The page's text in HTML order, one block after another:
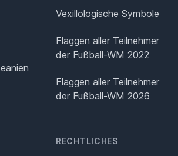
Vexillologische Symbole
Flaggen aller Teilnehmer
der Fußball-WM 2022
Flaggen aller Teilnehmer
der Fußball-WM 2026
RECHTLICHES